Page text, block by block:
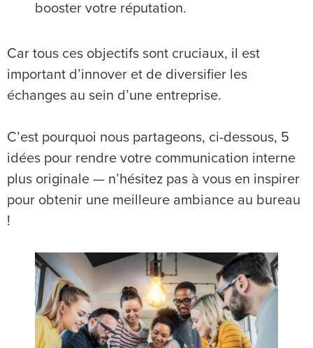
booster votre réputation.
Car tous ces objectifs sont cruciaux, il est
important d’innover et de diversifier les
échanges au sein d’une entreprise.
C’est pourquoi nous partageons, ci-dessous, 5
idées pour rendre votre communication interne
plus originale — n’hésitez pas à vous en inspirer
pour obtenir une meilleure ambiance au bureau
!